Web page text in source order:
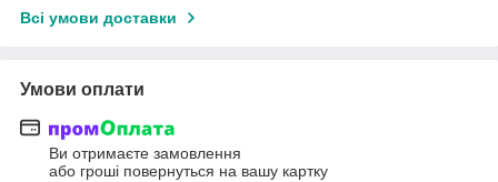
Всі умови доставки
Умови оплати
Ви отримаєте замовлення
або гроші повернуться на вашу картку